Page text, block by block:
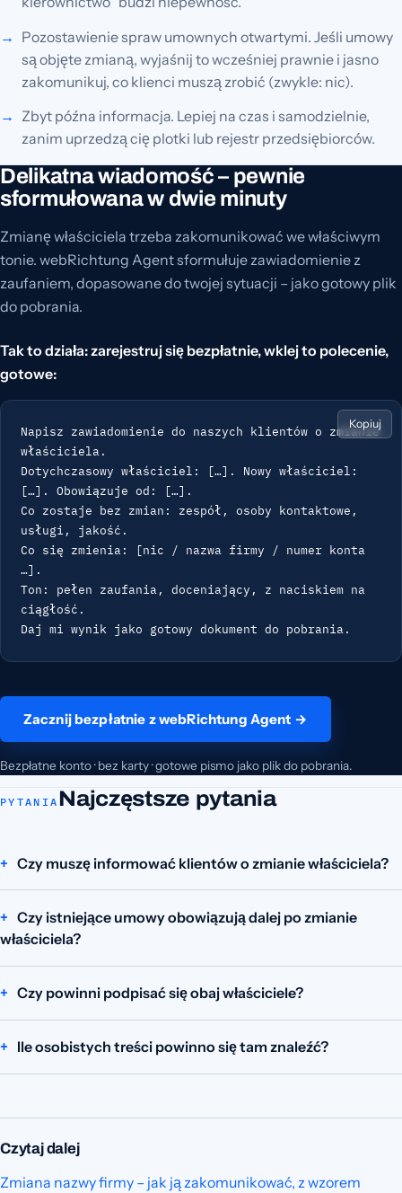
Pozostawienie spraw umownych otwartymi. Jeśli umowy
są objęte zmianą, wyjaśnij to wcześniej prawnie i jasno
zakomunikuj, co klienci muszą zrobić (zwykle: nic).
Zbyt późna informacja. Lepiej na czas i samodzielnie,
zanim uprzedzą cię plotki lub rejestr przedsiębiorców.
Delikatna wiadomość – pewnie
sformułowana w dwie minuty
Zmianę właściciela trzeba zakomunikować we właściwym
tonie. webRichtung Agent sformułuje zawiadomienie z
zaufaniem, dopasowane do twojej sytuacji – jako gotowy plik
do pobrania.
Tak to działa: zarejestruj się bezpłatnie, wklej to polecenie,
gotowe:
Kopiuj
Napisz zawiadomienie do naszych klientów o zmianie
właściciela.
Dotychczasowy właściciel: […]. Nowy właściciel:
[…]. Obowiązuje od: […].
Co zostaje bez zmian: zespół, osoby kontaktowe,
usługi, jakość.
Co się zmienia: [nic / nazwa firmy / numer konta
…].
Ton: pełen zaufania, doceniający, z naciskiem na
ciągłość.
Daj mi wynik jako gotowy dokument do pobrania.
Zacznij bezpłatnie z webRichtung Agent →
Bezpłatne konto · bez karty · gotowe pismo jako plik do pobrania.
PYTANIA Najczęstsze pytania
Czy muszę informować klientów o zmianie właściciela?
Czy istniejące umowy obowiązują dalej po zmianie
właściciela?
Czy powinni podpisać się obaj właściciele?
Ile osobistych treści powinno się tam znaleźć?
Czytaj dalej
Zmiana nazwy firmy – jak ją zakomunikować, z wzorem